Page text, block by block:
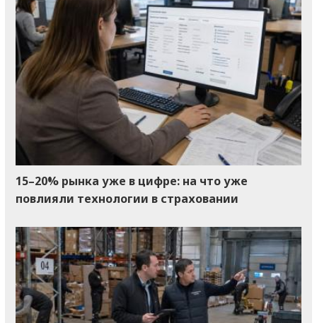
15–20% рынка уже в цифре: на что уже
повлияли технологии в страховании